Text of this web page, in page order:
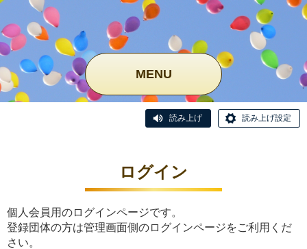
MENU
読み上げ 読み上げ設定
ログイン
個人会員用のログインページです。
登録団体の方は管理画面側のログインページをご利用くだ
さい。